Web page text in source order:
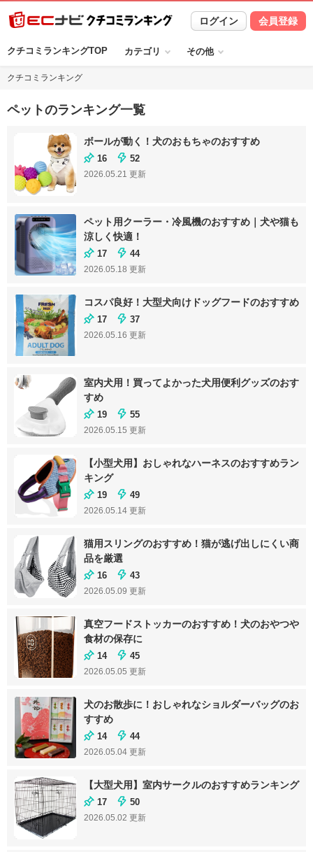
ログイン 会員登録
クチコミランキングTOP カテゴリ その他
クチコミランキング
ペットのランキング一覧
ボールが動く！犬のおもちゃのおすすめ
16 52
2026.05.21 更新
ペット用クーラー・冷風機のおすすめ｜犬や猫も
涼しく快適！
17 44
2026.05.18 更新
コスパ良好！大型犬向けドッグフードのおすすめ
17 37
2026.05.16 更新
室内犬用！買ってよかった犬用便利グッズのおす
すめ
19 55
2026.05.15 更新
【小型犬用】おしゃれなハーネスのおすすめラン
キング
19 49
2026.05.14 更新
猫用スリングのおすすめ！猫が逃げ出しにくい商
品を厳選
16 43
2026.05.09 更新
真空フードストッカーのおすすめ！犬のおやつや
食材の保存に
14 45
2026.05.05 更新
犬のお散歩に！おしゃれなショルダーバッグのお
すすめ
14 44
2026.05.04 更新
【大型犬用】室内サークルのおすすめランキング
17 50
2026.05.02 更新